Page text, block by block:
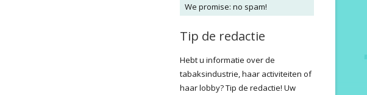
We promise: no spam!
Tip de redactie
Hebt u informatie over de
tabaksindustrie, haar activiteiten of
haar lobby? Tip de redactie! Uw